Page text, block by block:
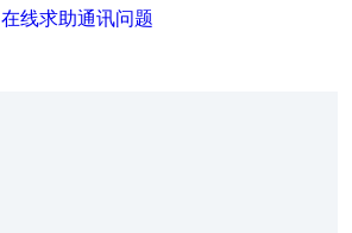
在线求助通讯问题